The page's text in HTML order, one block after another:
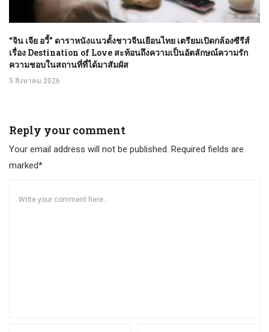
“จิน เจีย อวี้” ดาราหนังแนวตั้งชาวจีนเยือนไทย เตรียมเปิดกล้องซีรีส์
เรื่อง Destination of Love สะท้อนถึงความเป็นอัตลักษณ์ความรัก
ความชอบในสถานที่ที่ได้มาสัมผัส
5 สิงหาคม 2026
Reply your comment
Your email address will not be published. Required fields are
marked*